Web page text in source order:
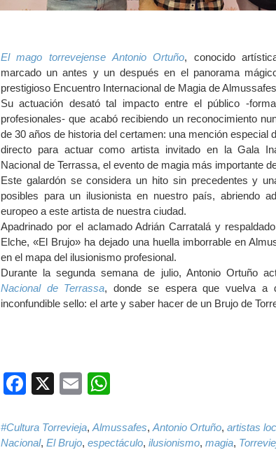
El mago torrevejense Antonio Ortuño, conocido
marcado un antes y un después en el panorama
prestigioso Encuentro Internacional de Magia de
Su actuación desató tal impacto entre el público -
profesionales- que acabó recibiendo un reconocimiento
de 30 años de historia del certamen: una mención especial
directo para actuar como artista invitado en la Gala
Nacional de Terrassa, el evento de magia más importante
Este galardón se considera un hito sin precedentes y
posibles para un ilusionista en nuestro país, abriendo
europeo a este artista de nuestra ciudad.
Apadrinado por el aclamado Adrián Carratalá y
Elche, «El Brujo» ha dejado una huella imborrable en
en el mapa del ilusionismo profesional.
Durante la segunda semana de julio, Antonio Ortuño
Nacional de Terrassa, donde se espera que vuelva a
inconfundible sello: el arte y saber hacer de un Brujo de
Facebook
X Email
#Cultura Torrevieja, Almussafes, Antonio Ortuño, artistas
Nacional, El Brujo, espectáculo, ilusionismo, magia,